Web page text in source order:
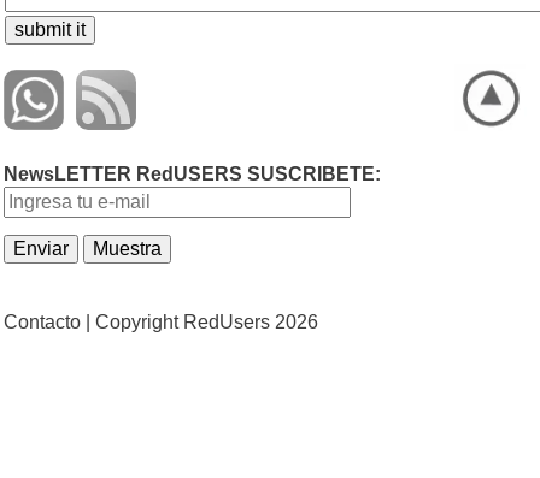
NewsLETTER RedUSERS SUSCRIBETE:
Contacto | Copyright RedUsers 2026